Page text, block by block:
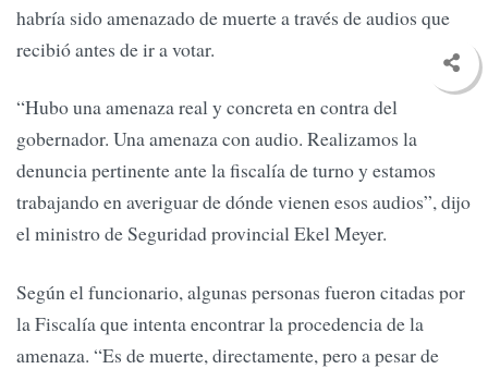
habría sido amenazado de muerte a través de audios que
recibió antes de ir a votar.
“Hubo una amenaza real y concreta en contra del
gobernador. Una amenaza con audio. Realizamos la
denuncia pertinente ante la fiscalía de turno y estamos
trabajando en averiguar de dónde vienen esos audios”, dijo
el ministro de Seguridad provincial Ekel Meyer.
Según el funcionario, algunas personas fueron citadas por
la Fiscalía que intenta encontrar la procedencia de la
amenaza. “Es de muerte, directamente, pero a pesar de